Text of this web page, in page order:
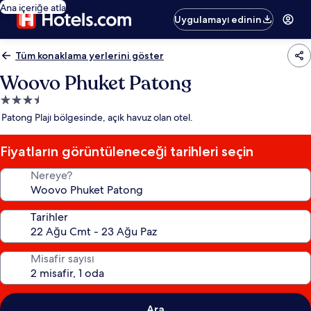
Ana içeriğe atla
Uygulamayı edinin
Tüm konaklama yerlerini göster
Woovo Phuket Patong
3.5
yıldızlı
yeri
Patong Plajı bölgesinde, açık havuz olan otel.
Fiyatların görüntüleneceği tarihleri seçin
Nereye?
Tarihler
Misafir sayısı